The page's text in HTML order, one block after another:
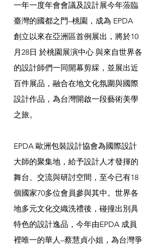
一年一度年會會議及設計展今年蒞臨
臺灣的國都之門–桃園，成為 EPDA
創立以來在亞洲區首例展出，將於10
月28日 於桃園展演中心 與來自世界各
的設計師們一同開幕剪綵，並展出近
百件展品，融合在地文化氛圍與國際
設計作品，為台灣開啟一段藝術美學
之旅。
EPDA 歐洲包裝設計協會為國際設計
大師的聚集地，給予設計人才發揮的
舞台、交流與研討空間，至今已有18
個國家70多位會員參與其中。世界各
地多元文化交織洗禮後，碰撞出別具
特色的設計逸品，今年由EPDA 成員
裡唯一的華人–蔡慧貞小姐，為台灣爭